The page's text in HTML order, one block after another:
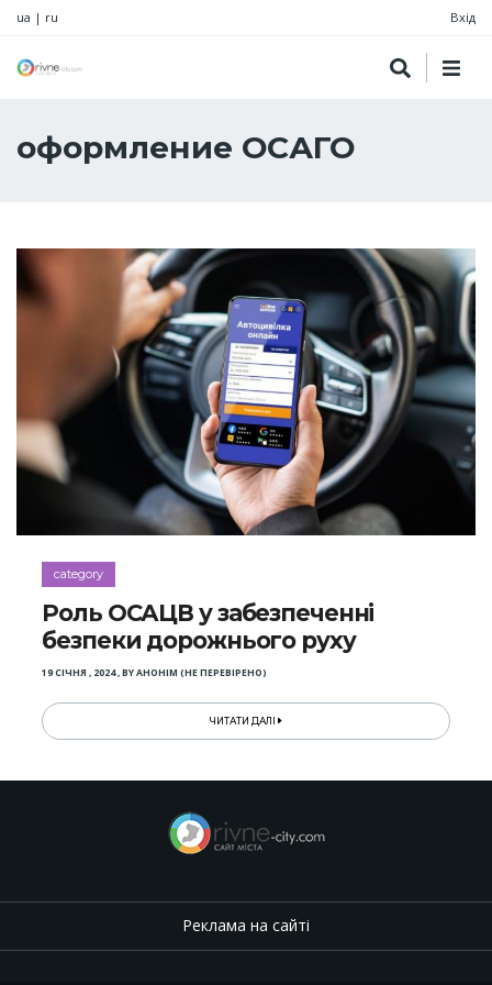
ua | ru Вхід
оформление ОСАГО
category
Роль ОСАЦВ у забезпеченні
безпеки дорожнього руху
19 СІЧНЯ , 2024,BYАНОНІМ (НЕ ПЕРЕВІРЕНО)
ЧИТАТИ ДАЛІ
Реклама на сайті